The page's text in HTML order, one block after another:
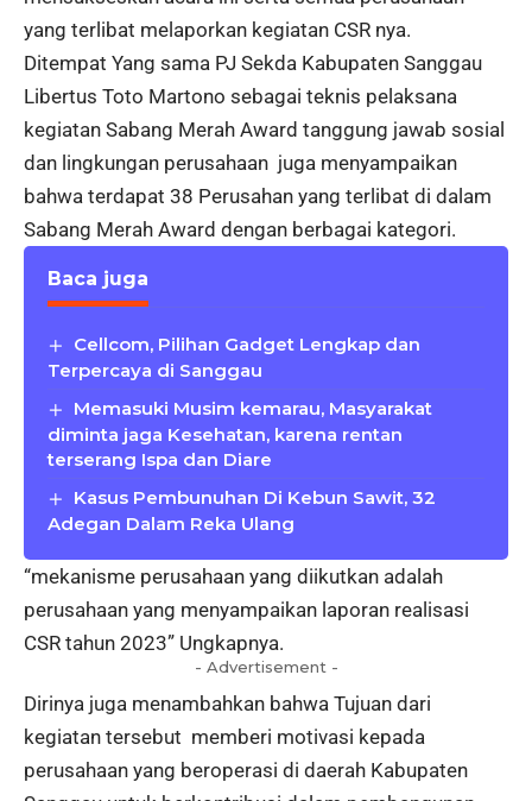
yang terlibat melaporkan kegiatan CSR nya.
Ditempat Yang sama PJ Sekda Kabupaten Sanggau
Libertus Toto Martono sebagai teknis pelaksana
kegiatan Sabang Merah Award tanggung jawab sosial
dan lingkungan perusahaan juga menyampaikan
bahwa terdapat 38 Perusahan yang terlibat di dalam
Sabang Merah Award dengan berbagai kategori.
Baca juga
Cellcom, Pilihan Gadget Lengkap dan
Terpercaya di Sanggau
Memasuki Musim kemarau, Masyarakat
diminta jaga Kesehatan, karena rentan
terserang Ispa dan Diare
Kasus Pembunuhan Di Kebun Sawit, 32
Adegan Dalam Reka Ulang
“mekanisme perusahaan yang diikutkan adalah
perusahaan yang menyampaikan laporan realisasi
CSR tahun 2023” Ungkapnya.
- Advertisement -
Dirinya juga menambahkan bahwa Tujuan dari
kegiatan tersebut memberi motivasi kepada
perusahaan yang beroperasi di daerah Kabupaten